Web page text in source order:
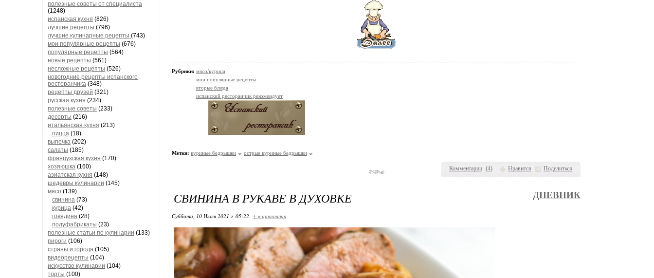
полезные советы от специалиста
(1248)
испанская кухня (826)
лучшие рецепты (796)
лучшие кулинарные рецепты (743)
мои популярные рецепты (676)
популярные рецепты (564)
новые рецепты (561)
несложные рецепты (526)
новогодние рецепты испанского
ресторанчика (348)
рецепты друзей (321)
русская кухня (234)
полезные советы (233)
десерты (216)
итальянская кухня (213)
пицца (18)
выпечка (202)
салаты (185)
французская кухня (170)
хозяюшка (160)
азиатская кухня (148)
шедевры кулинарии (145)
мясо (139)
свинина (73)
курица (42)
говядина (28)
полуфабрикаты (23)
полезные статьи по кулинарии (133)
пироги (106)
страны и города (105)
видеорецепты (104)
искусство кулинарии (104)
торты (100)
Комментарии (4) Нравится Поделиться
Рубрики: мясо/курица
мои популярные рецепты
вторые блюда
испанский ресторанчик рекомендует
Метки: куриные бедрышки острые куриные бедрышки
СВИНИНА В РУКАВЕ В ДУХОВКЕ ДНЕВНИК
Суббота, 10 Июля 2021 г. 05:22 + в цитатник